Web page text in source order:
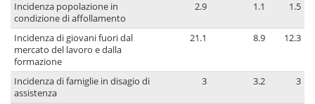
Incidenza popolazione in
condizione di affollamento
2.9 1.1 1.5
Incidenza di giovani fuori dal
mercato del lavoro e dalla
formazione
21.1 8.9 12.3
Incidenza di famiglie in disagio di
assistenza
3 3.2 3